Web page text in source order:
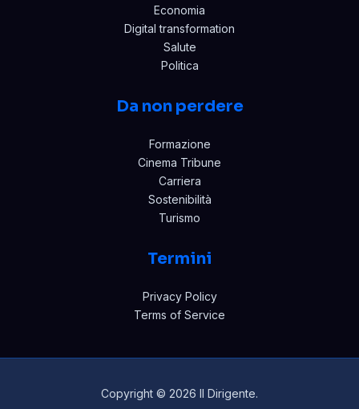
Economia
Digital transformation
Salute
Politica
Da non perdere
Formazione
Cinema Tribune
Carriera
Sostenibilità
Turismo
Termini
Privacy Policy
Terms of Service
Copyright © 2026 Il Dirigente.